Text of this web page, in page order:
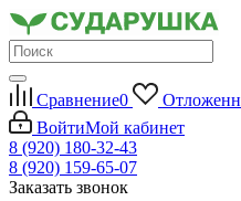
Сравнение0
ВойтиМой кабинет
8 (920) 180-32-43
8 (920) 159-65-07
Заказать звонок